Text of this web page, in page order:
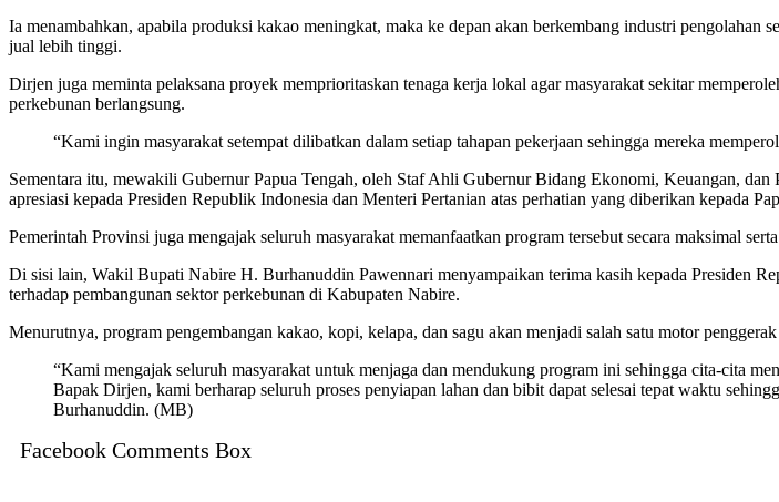
Ia menambahkan, apabila produksi kakao meningkat, maka ke depan akan berkembang industri
jual lebih tinggi.
Dirjen juga meminta pelaksana proyek memprioritaskan tenaga kerja lokal agar masyarakat sekitar
perkebunan berlangsung.
“Kami ingin masyarakat setempat dilibatkan dalam setiap tahapan pekerjaan sehingga mereka
Sementara itu, mewakili Gubernur Papua Tengah, oleh Staf Ahli Gubernur Bidang Ekonomi, Keuangan,
apresiasi kepada Presiden Republik Indonesia dan Menteri Pertanian atas perhatian yang diberikan kepada
Pemerintah Provinsi juga mengajak seluruh masyarakat memanfaatkan program tersebut secara maksimal
Di sisi lain, Wakil Bupati Nabire H. Burhanuddin Pawennari menyampaikan terima kasih kepada Presiden
terhadap pembangunan sektor perkebunan di Kabupaten Nabire.
Menurutnya, program pengembangan kakao, kopi, kelapa, dan sagu akan menjadi salah satu motor
“Kami mengajak seluruh masyarakat untuk menjaga dan mendukung program ini sehingga cita-cita
Bapak Dirjen, kami berharap seluruh proses penyiapan lahan dan bibit dapat selesai tepat waktu
Burhanuddin. (MB)
Facebook Comments Box